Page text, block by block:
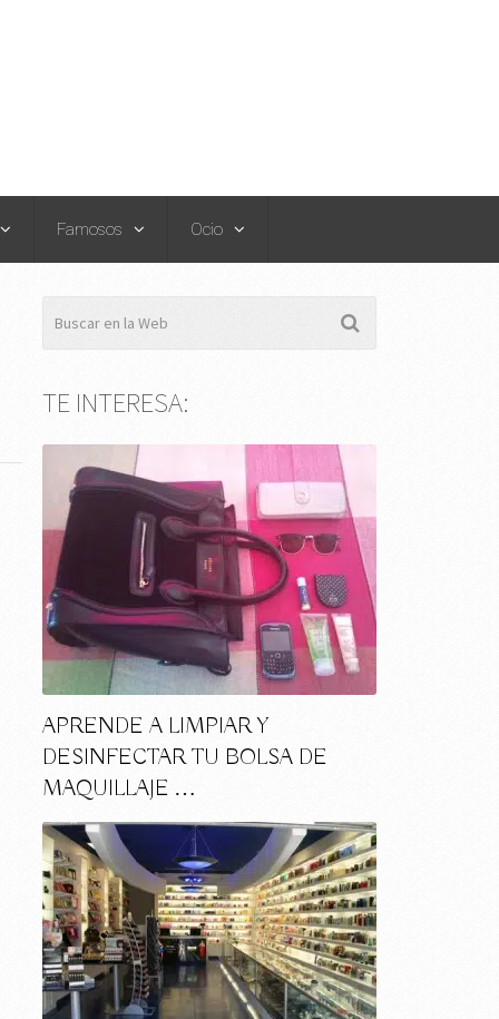
Famosos Ocio
TE INTERESA:
APRENDE A LIMPIAR Y
DESINFECTAR TU BOLSA DE
MAQUILLAJE …